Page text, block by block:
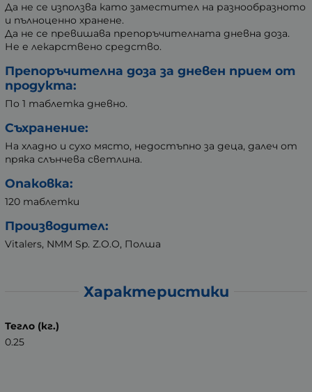
Да не се използва като заместител на разнообразното
и пълноценно хранене.
Да не се превишава препоръчителната дневна доза.
Не е лекарствено средство.
Препоръчителна доза за дневен прием от
продукта:
По 1 таблетка дневно.
Съхранение:
На хладно и сухо място, недостъпно за деца, далеч от
пряка слънчева светлина.
Опаковка:
120 таблетки
Производител:
Vitalers, NMM Sp. Z.O.O, Полша
Характеристики
Тегло (кг.)
0.25